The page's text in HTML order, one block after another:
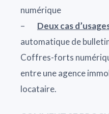
numérique
– Deux cas
automatique de
Coffres-forts
entre une agence
locataire.